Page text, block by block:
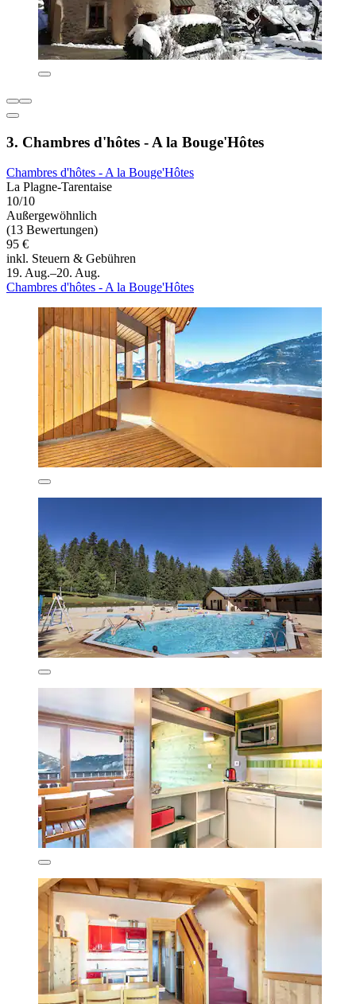
3. Chambres d'hôtes - A la Bouge'Hôtes
Chambres d'hôtes - A la Bouge'Hôtes
La Plagne-Tarentaise
10/10
Außergewöhnlich
(13 Bewertungen)
95 €
inkl. Steuern & Gebühren
19. Aug.–20. Aug.
Chambres d'hôtes - A la Bouge'Hôtes